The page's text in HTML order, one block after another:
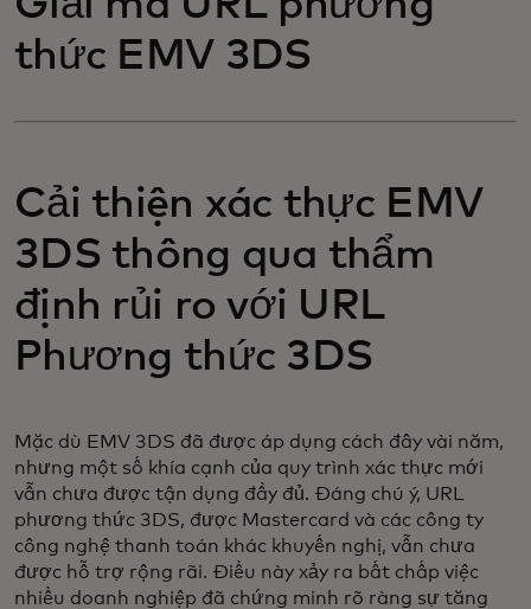
thức EMV 3DS
Cải thiện xác thực EMV
3DS thông qua thẩm
định rủi ro với URL
Phương thức 3DS
Mặc dù EMV 3DS đã được áp dụng cách đây vài năm,
nhưng một số khía cạnh của quy trình xác thực mới
vẫn chưa được tận dụng đầy đủ. Đáng chú ý, URL
phương thức 3DS, được Mastercard và các công ty
công nghệ thanh toán khác khuyến nghị, vẫn chưa
được hỗ trợ rộng rãi. Điều này xảy ra bất chấp việc
nhiều doanh nghiệp đã chứng minh rõ ràng sự tăng